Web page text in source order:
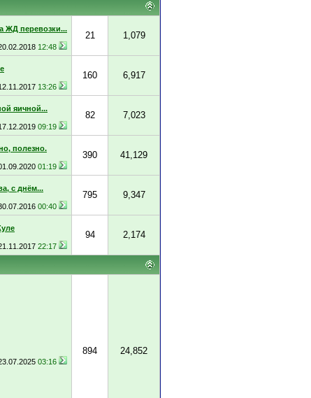
ЖД перевозки...
12:48
21 1,079
13:26
160 6,917
яичной...
09:19
82 7,023
полезно.
01:19
390 41,129
с днём...
00:40
795 9,347
22:17
94 2,174
03:16
894 24,852